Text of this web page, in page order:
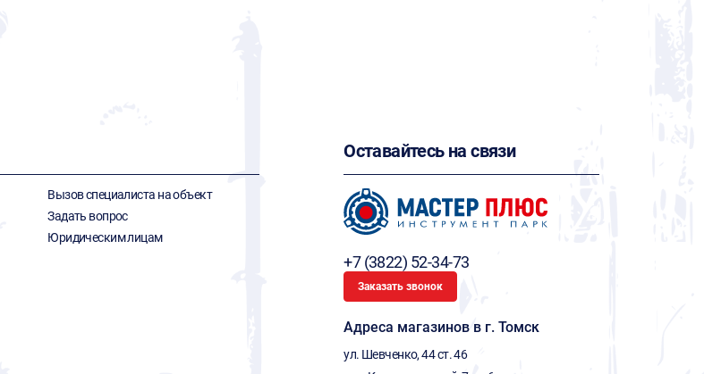
Вызов специалиста на объект
Задать вопрос
Юридическим лицам
Оставайтесь на связи
+7 (3822) 52-34-73
Заказать звонок
Адреса магазинов в г. Томск
ул. Шевченко, 44 ст. 46